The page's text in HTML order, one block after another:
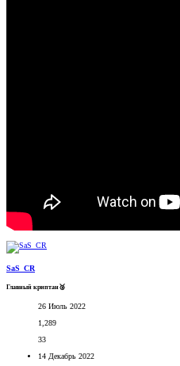
SaS_CR
Главный криптан🥈
26 Июль 2022
1,289
33
14 Декабрь 2022